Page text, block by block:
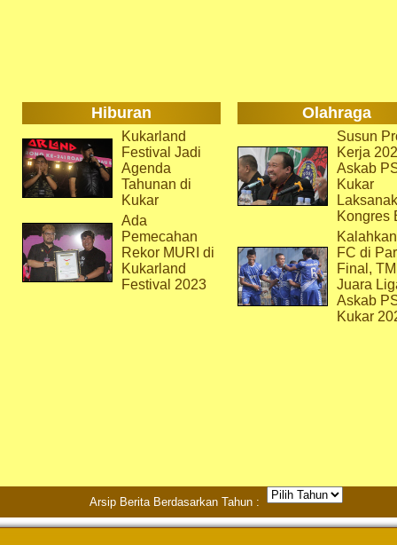
Hiburan Olahraga
Kukarland
Festival Jadi
Agenda
Tahunan di
Kukar
Ada
Pemecahan
Rekor MURI di
Kukarland
Festival 2023
Susun
Kerja
Askab
Kukar
Kongres
FC di
Final,
Juara
Askab
Kukar
Arsip Berita Berdasarkan Tahun :